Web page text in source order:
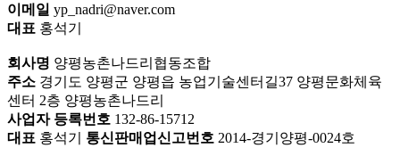
이메일 yp_nadri@naver.com
대표 홍석기
회사명 양평농촌나드리협동조합
주소 경기도 양평군 양평읍 농업기술센터길37 양평문화체육
센터 2층 양평농촌나드리
사업자 등록번호 132-86-15712
대표 홍석기 통신판매업신고번호 2014-경기양평-0024호